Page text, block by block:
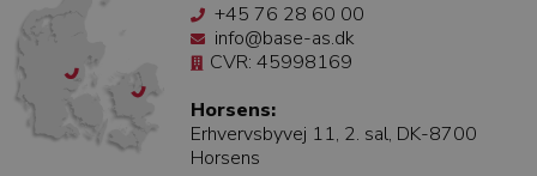
+45 76 28 60 00
info@base-as.dk
CVR: 45998169
Horsens:
Erhvervsbyvej 11, 2. sal, DK-8700
Horsens